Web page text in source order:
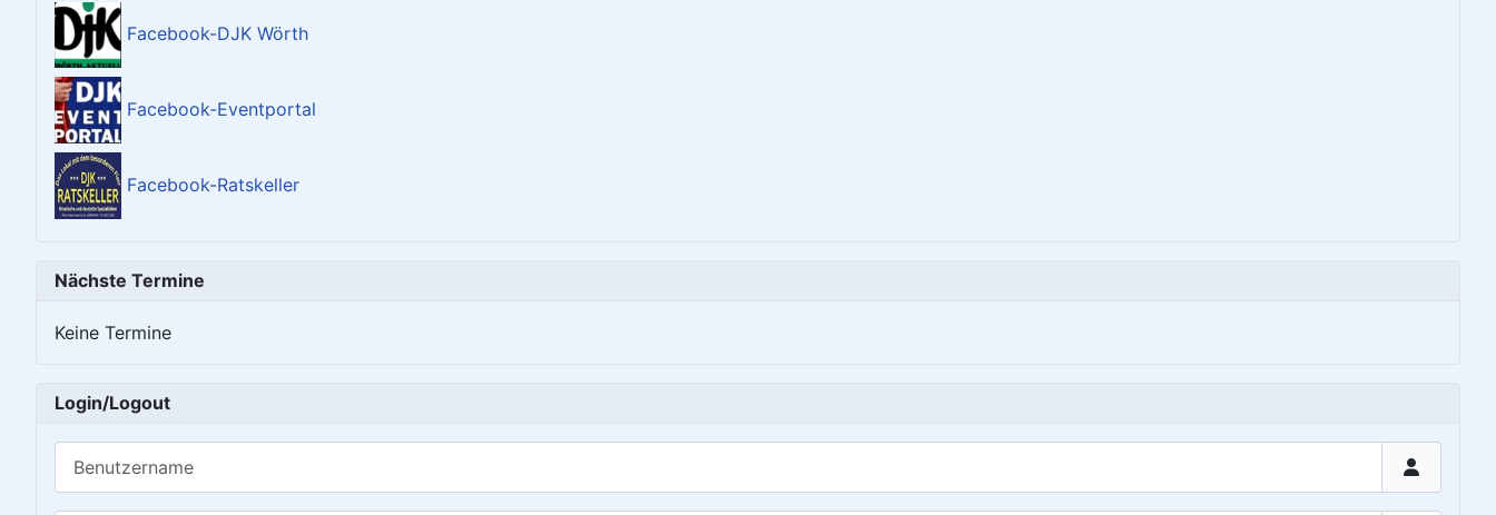
Facebook-DJK Wörth
Facebook-Eventportal
Facebook-Ratskeller
Nächste Termine
Keine Termine
Login/Logout